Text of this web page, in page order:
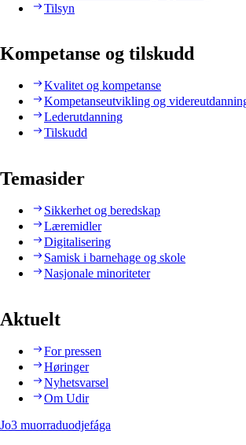
Tilsyn
Kompetanse og tilskudd
Kvalitet og kompetanse
Kompetanseutvikling og
Lederutdanning
Tilskudd
Temasider
Sikkerhet og beredskap
Læremidler
Digitalisering
Samisk i barnehage og skole
Nasjonale minoriteter
Aktuelt
For pressen
Høringer
Nyhetsvarsel
Om Udir
Jo3 muorraduodjefága